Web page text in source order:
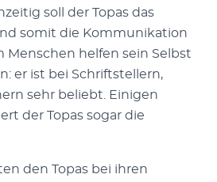
soll der Topas das
somit die Kommunikation
helfen sein Selbst
er ist bei Schriftstellern,
sehr beliebt. Einigen
der Topas sogar die
den Topas bei ihren